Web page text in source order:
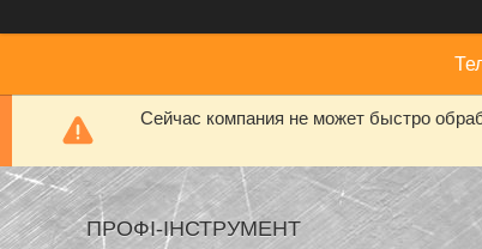
Сейчас компания не может быстро
ПРОФІ-ІНСТРУМЕНТ